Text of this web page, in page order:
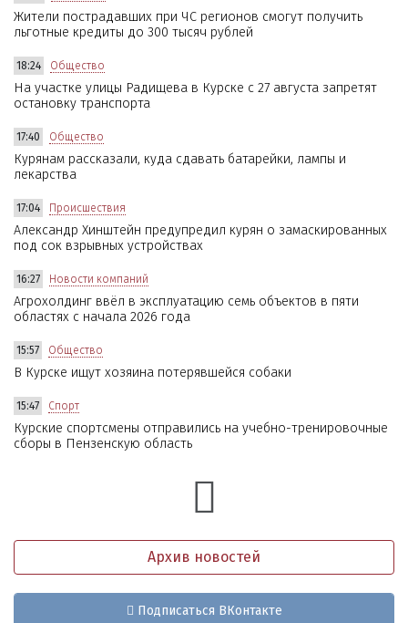
Жители пострадавших при ЧС регионов смогут получить
льготные кредиты до 300 тысяч рублей
18:24 Общество
На участке улицы Радищева в Курске с 27 августа запретят
остановку транспорта
17:40 Общество
Курянам рассказали, куда сдавать батарейки, лампы и
лекарства
17:04 Происшествия
Александр Хинштейн предупредил курян о замаскированных
под сок взрывных устройствах
16:27 Новости компаний
Агрохолдинг ввёл в эксплуатацию семь объектов в пяти
областях с начала 2026 года
15:57 Общество
В Курске ищут хозяина потерявшейся собаки
15:47 Спорт
Курские спортсмены отправились на учебно-тренировочные
сборы в Пензенскую область
Архив новостей
Подписаться ВКонтакте